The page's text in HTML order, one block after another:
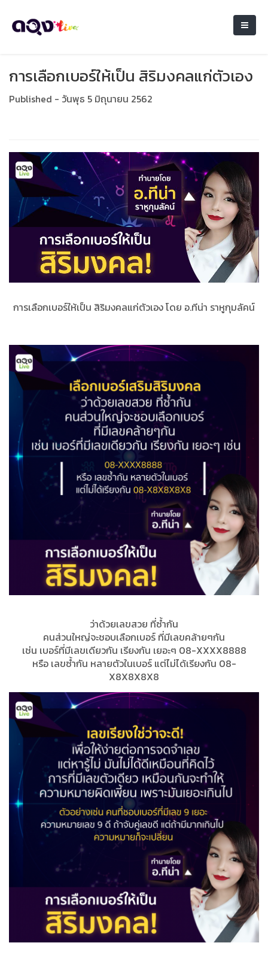
การเลือกเบอร์ให้เป็น สิริมงคลแก่ตัวเอง
Published - วันพุธ 5 มิถุนายน 2562
การเลือกเบอร์ให้เป็น สิริมงคลแก่ตัวเอง โดย อ.ทีน่า ราหูกุมลัคน์
ว่าด้วยเลขสวย ที่ซ้ำกัน
คนส่วนใหญ่จะชอบเลือกเบอร์ ที่มีเลขคล้ายๆกัน
เช่น เบอร์ที่มีเลขเดียวกัน เรียงกัน เยอะๆ 08-XXXX8888
หรือ เลขซ้ำกัน หลายตัวในเบอร์ แต่ไม่ได้เรียงกัน 08-
X8X8X8X8